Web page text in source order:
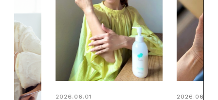
2026.06.01 2026.06.01